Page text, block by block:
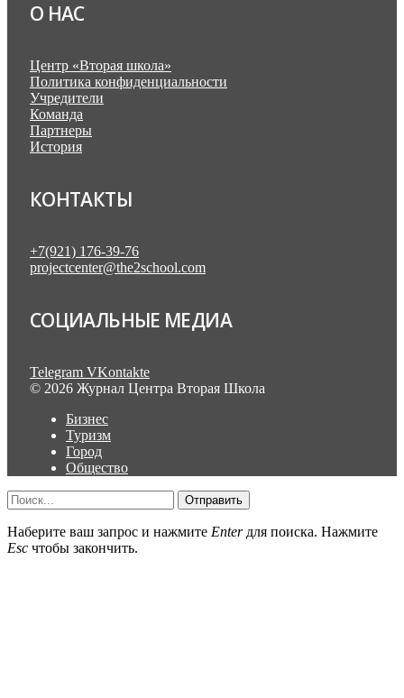
О НАС
Центр «Вторая школа»
Политика конфиденциальности
Учредители
Команда
Партнеры
История
КОНТАКТЫ
+7(921) 176-39-76
projectcenter@the2school.com
СОЦИАЛЬНЫЕ МЕДИА
Telegram VKontakte
© 2026 Журнал Центра Вторая Школа
Бизнес
Туризм
Город
Общество
Отправить
Наберите ваш запрос и нажмите Enterдля поиска. Нажмите
Esc чтобы закончить.